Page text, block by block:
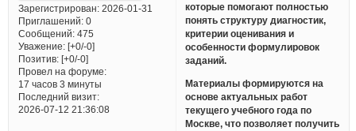
Зарегистрирован: 2026-01-31
Приглашений:0
Сообщений:475
Уважение: [+0/-0]
Позитив: [+0/-0]
Провел на форуме:
17 часов 3 минуты
Последний визит:
2026-07-12 21:36:08
которые помогают полностью
понять структуру диагностик,
критерии оценивания и
особенности формулировок
заданий.
Материалы формируются на
основе актуальных работ
текущего учебного года по
Москве, что позволяет получить